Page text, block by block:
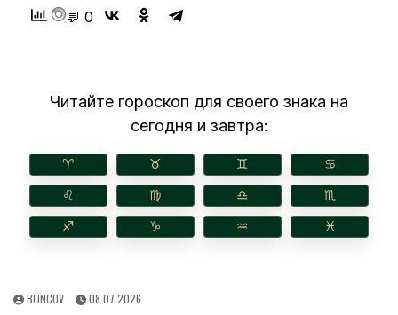
💬 0
Читайте гороскоп для своего знака на
сегодня и завтра:
♈︎ ♉︎ ♊︎ ♋︎
♌︎ ♍︎ ♎︎ ♏︎
♐︎ ♑︎ ♒︎ ♓︎
AUTHOR:
BLINCOV
PUBLISHED
08.07.2026